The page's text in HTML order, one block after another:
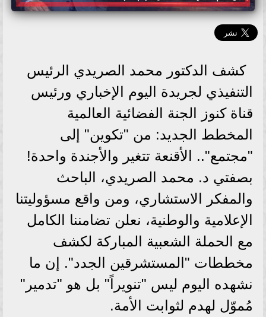
كشف الدكتور محمد الصريدي الرئيس
التنفيذي لجريدة اليوم الإخباري ورئيس
قناة كنوز الجنة الفضائية العالمية
المخطط الجديد: من "تكوين" إلى
"مجتمع".. الأقنعة تتغير والأجندة واحدة!
بصفتي د. محمد الصريدي، الباحث
والمفكر الاستشاري، ومن واقع مسؤوليتنا
الإعلامية والوطنية، نعلن تضامننا الكامل
مع الحملة الشعبية المباركة لكشف
مخططات "المستشرقين الجدد". إن ما
نشهده اليوم ليس "تنويراً" بل هو "تدمير"
مُموّل لهدم لثوابت الأمة.